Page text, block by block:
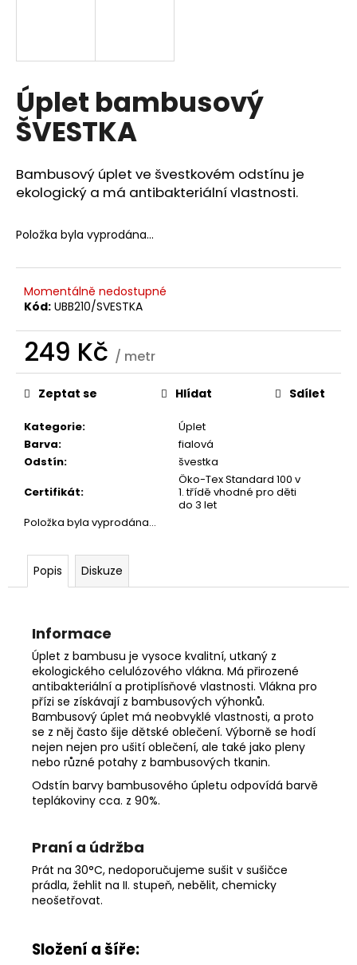
Úplet bambusový
ŠVESTKA
Bambusový úplet ve švestkovém odstínu je
ekologický a má antibakteriální vlastnosti.
Položka byla vyprodána…
Momentálně nedostupné
Kód: UBB210/SVESTKA
249 Kč / metr
Měrná
cena:
Kategorie:
Úplet
Barva:
fialová
Odstín:
švestka
Certifikát:
Öko-Tex Standard 100 v
1. třídě vhodné pro děti
do 3 let
Položka byla vyprodána…
Zeptat se Hlídat Sdílet
Popis Diskuze
Informace
Úplet z bambusu je vysoce kvalitní, utkaný z
ekologického celulózového vlákna. Má přirozené
antibakteriální a protiplísňové vlastnosti. Vlákna pro
přízi se získávají z bambusových výhonků.
Bambusový úplet má neobvyklé vlastnosti, a proto
se z něj často šije dětské oblečení. Výborně se hodí
nejen nejen pro ušití oblečení, ale také jako pleny
nebo různé potahy z bambusových tkanin.
Odstín barvy bambusového úpletu odpovídá barvě
teplákoviny cca. z 90%.
Praní a údržba
Prát na 30°C, nedoporučujeme sušit v sušičce
prádla, žehlit na II. stupeň, nebělit, chemicky
neošetřovat.
Složení a šíře:
í
t
?
HLEDAT
o
p
o
r
u
u
m
e